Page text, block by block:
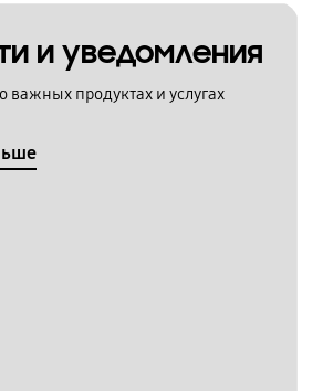
и уведомления
важных продуктах и услугах